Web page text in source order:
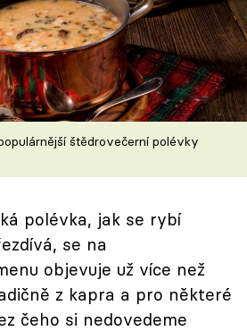
štědrovečerní polévky
polévka, jak se rybí
se na
objevuje už více než
z kapra a pro některé
čeho si nedovedeme